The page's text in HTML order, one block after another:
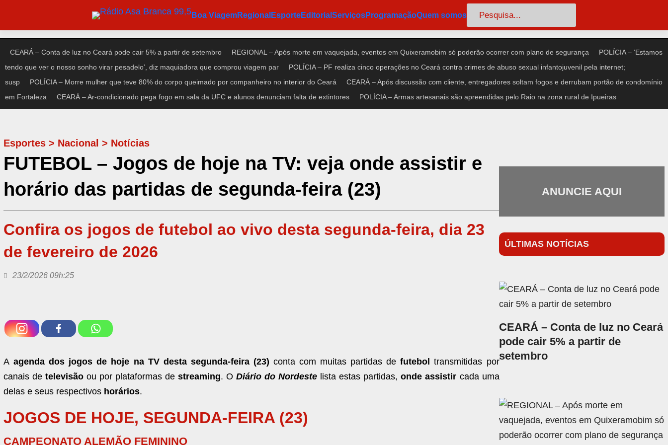
o
conteúdo
Boa ViagemRegional EsporteEditorial ServiçosProgramaçãoQuem somos Pesquisar
CEARÁ – Conta de luz no Ceará pode cair 5% a partir de setembro REGIONAL – Após morte em vaquejada, eventos em Quixeramobim só poderão ocorrer com plano de segurança
POLÍCIA – ‘Estamos
tendo que ver o nosso sonho virar pesadelo’, diz maquiadora que comprou viagem par
POLÍCIA – PF realiza cinco operações no Ceará contra crimes de abuso sexual infantojuvenil pela internet;
susp
POLÍCIA – Morre mulher que teve 80% do corpo queimado por companheiro no interior do Ceará
CEARÁ – Após discussão com cliente, entregadores soltam fogos e derrubam portão de condomínio
em Fortaleza
CEARÁ – Ar-condicionado pega fogo em sala da UFC e alunos denunciam falta de extintores POLÍCIA – Armas artesanais são apreendidas pelo Raio na zona rural de Ipueiras
Esportes > Nacional > Notícias
FUTEBOL – Jogos de hoje na TV: veja onde assistir e
horário das partidas de segunda-feira (23)
Confira os jogos de futebol ao vivo desta segunda-feira, dia 23
de fevereiro de 2026
23/2/2026 09h:25
Aagenda dos jogos de hoje na TV desta segunda-feira (23) conta com muitas partidas defuteboltransmitidas por
canais detelevisãoou por plataformas destreaming. ODiário do Nordeste lista estas partidas,onde assistir cada uma
delas e seus respectivos horários.
JOGOS DE HOJE, SEGUNDA-FEIRA (23)
CAMPEONATO ALEMÃO FEMININO
ANUNCIE AQUI
ÚLTIMAS NOTÍCIAS
CEARÁ – Conta de luz no Ceará
pode cair 5% a partir de
setembro